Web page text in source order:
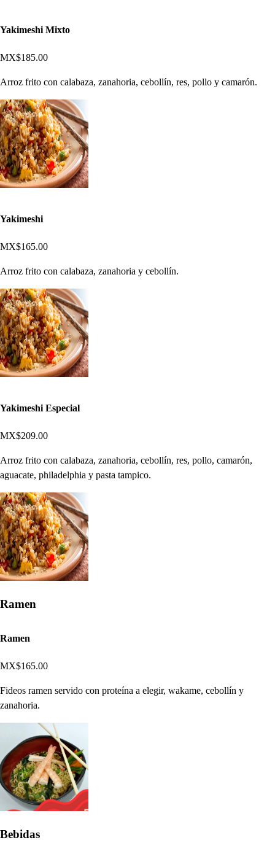
Yakimeshi Mixto
MX$185.00
Arroz frito con calabaza, zanahoria, cebollín, res, pollo y camarón.
Yakimeshi
MX$165.00
Arroz frito con calabaza, zanahoria y cebollín.
Yakimeshi Especial
MX$209.00
Arroz frito con calabaza, zanahoria, cebollín, res, pollo, camarón,
aguacate, philadelphia y pasta tampico.
Ramen
Ramen
MX$165.00
Fideos ramen servido con proteína a elegir, wakame, cebollín y
zanahoria.
Bebidas